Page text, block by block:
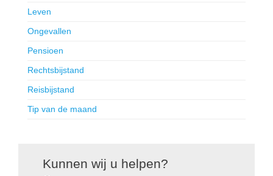
Leven
Ongevallen
Pensioen
Rechtsbijstand
Reisbijstand
Tip van de maand
Kunnen wij u helpen?